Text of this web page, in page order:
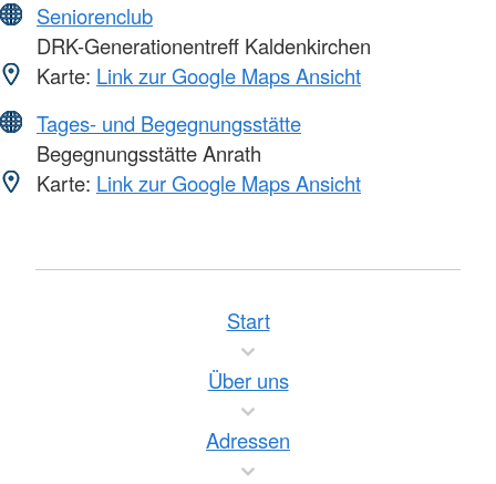
Seniorenclub
DRK-Generationentreff Kaldenkirchen
Karte: Link zur Google Maps Ansicht
Tages- und Begegnungsstätte
Begegnungsstätte Anrath
Karte: Link zur Google Maps Ansicht
Start
Über uns
Adressen